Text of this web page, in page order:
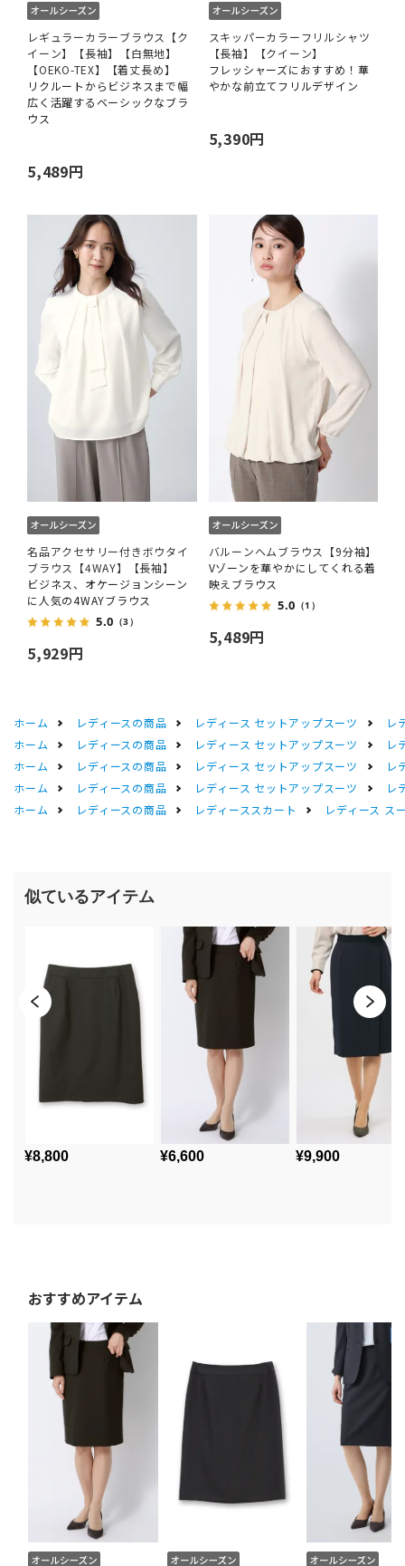
レギュラーカラーブラウス【ク
イーン】【長袖】【白無地】
【OEKO-TEX】【着丈長め】
リクルートからビジネスまで幅
広く活躍するベーシックなブラ
ウス
5,489円
スキッパーカラーフリルシャツ
【長袖】【クイーン】
フレッシャーズにおすすめ！華
やかな前立てフリルデザイン
5,390円
名品アクセサリー付きボウタイ
ブラウス【4WAY】【長袖】
ビジネス、オケージョンシーン
に人気の4WAYブラウス
5.0 （3）
5,929円
バルーンヘムブラウス【9分袖】
Vゾーンを華やかにしてくれる着
映えブラウス
5.0 （1）
5,489円
ホーム レディースの商品 レディース セットアップスーツ
レ
ホーム
レディースの商品 レディース セットアップスーツ
レ
ホーム
レディースの商品 レディース セットアップスーツ
レ
ホーム
レディースの商品 レディース セットアップスーツ
レ
ホーム
レディースの商品 レディーススカート レディース ス